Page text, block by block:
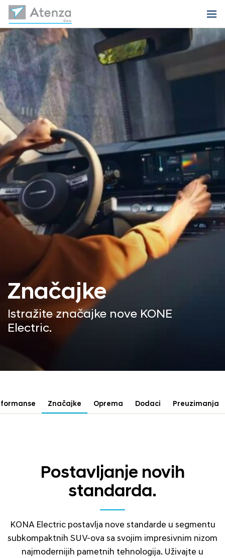
Značajke
Istražite značajke nove KONE
Electric.
Značajke Oprema Dodaci Preuzimanja
Postavljanje novih
standarda.
KONA Electric postavlja nove standarde u segmentu
subkompaktnih SUV-ova sa svojim impresivnim nizom
najmodernijih pametnih tehnologija. Uživajte u